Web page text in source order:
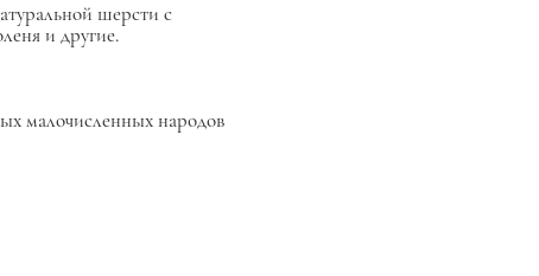
шерсти с
и другие.
малочисленных народов